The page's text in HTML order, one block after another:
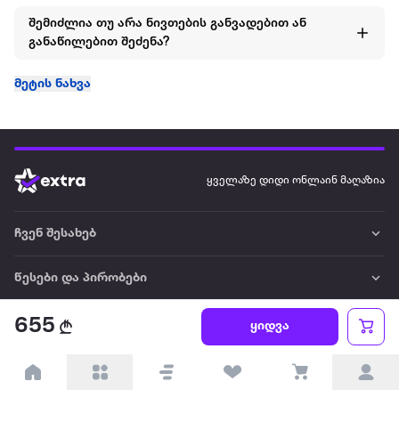
655 ყიდვა
შემიძლია თუ არა ნივთების განვადებით ან
განაწილებით შეძენა?
მეტის ნახვა
ყველაზე დიდი ონლაინ მაღაზია
ჩვენ შესახებ
წესები და პირობები
პარტნიორებისთვის
ტრენდული